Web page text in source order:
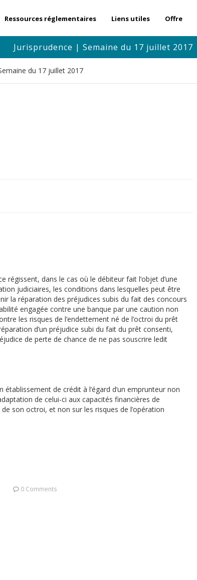
Ressources réglementaires Liens utiles Offre
Jurisprudence | Semaine du 17 juillet 2017
du 17 juillet 2017
régissent, dans le cas où le débiteur fait l’objet d’une
judiciaires, les conditions dans lesquelles peut être
la réparation des préjudices subis du fait des concours
engagée contre une banque par une caution non
les risques de l’endettement né de l’octroi du prêt
d’un préjudice subi du fait du prêt consenti,
de perte de chance de ne pas souscrire ledit
de crédit à l’égard d’un emprunteur non
de celui-ci aux capacités financières de
son octroi, et non sur les risques de l’opération
0 Comments